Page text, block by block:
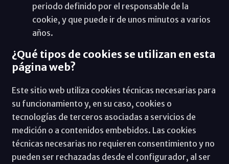
periodo definido por el responsable de la
cookie, y que puede ir de unos minutos a varios
años.
¿Qué tipos de cookies se utilizan en esta
página web?
Este sitio web utiliza cookies técnicas necesarias para
su funcionamiento y, en su caso, cookies o
tecnologías de terceros asociadas a servicios de
medición o a contenidos embebidos. Las cookies
técnicas necesarias no requieren consentimiento y no
pueden ser rechazadas desde el configurador, al ser